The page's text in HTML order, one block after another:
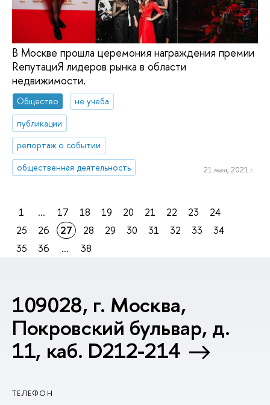
В Москве прошла церемония награждения премии
RепутациЯ лидеров рынка в области
недвижимости.
Общество
не учеба
публикации
репортаж о событии
общественная деятельность
21 мая, 2021 г.
1 ... 17 18 19 20 21 22 23
24
25
26 27 28 29 30 31 32 33
34
35
36 ... 38
109028, г. Москва,
Покровский бульвар, д.
11, каб. D212-214
ТЕЛЕФОН